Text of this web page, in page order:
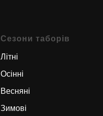
Сезони таборів
Літні
Осінні
Весняні
Зимові